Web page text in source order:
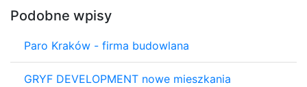
Podobne wpisy
Paro Kraków - firma budowlana
GRYF DEVELOPMENT nowe mieszkania